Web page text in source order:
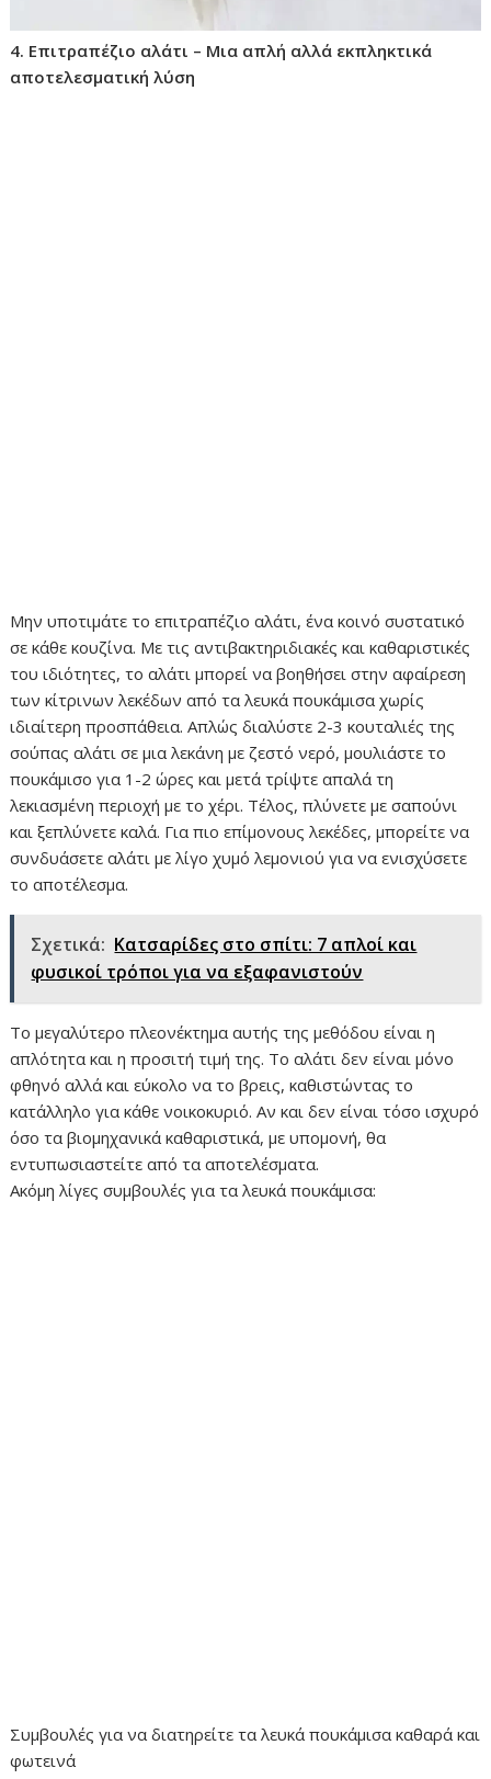
4. Επιτραπέζιο αλάτι – Μια απλή αλλά εκπληκτικά
αποτελεσματική λύση
Μην υποτιμάτε το επιτραπέζιο αλάτι, ένα κοινό συστατικό
σε κάθε κουζίνα. Με τις αντιβακτηριδιακές και καθαριστικές
του ιδιότητες, το αλάτι μπορεί να βοηθήσει στην αφαίρεση
των κίτρινων λεκέδων από τα λευκά πουκάμισα χωρίς
ιδιαίτερη προσπάθεια. Απλώς διαλύστε 2-3 κουταλιές της
σούπας αλάτι σε μια λεκάνη με ζεστό νερό, μουλιάστε το
πουκάμισο για 1-2 ώρες και μετά τρίψτε απαλά τη
λεκιασμένη περιοχή με το χέρι. Τέλος, πλύνετε με σαπούνι
και ξεπλύνετε καλά. Για πιο επίμονους λεκέδες, μπορείτε να
συνδυάσετε αλάτι με λίγο χυμό λεμονιού για να ενισχύσετε
το αποτέλεσμα.
Σχετικά: Κατσαρίδες στο σπίτι: 7 απλοί και
φυσικοί τρόποι για να εξαφανιστούν
Το μεγαλύτερο πλεονέκτημα αυτής της μεθόδου είναι η
απλότητα και η προσιτή τιμή της. Το αλάτι δεν είναι μόνο
φθηνό αλλά και εύκολο να το βρεις, καθιστώντας το
κατάλληλο για κάθε νοικοκυριό. Αν και δεν είναι τόσο ισχυρό
όσο τα βιομηχανικά καθαριστικά, με υπομονή, θα
εντυπωσιαστείτε από τα αποτελέσματα.
Ακόμη λίγες συμβουλές για τα λευκά πουκάμισα:
Συμβουλές για να διατηρείτε τα λευκά πουκάμισα καθαρά και
φωτεινά